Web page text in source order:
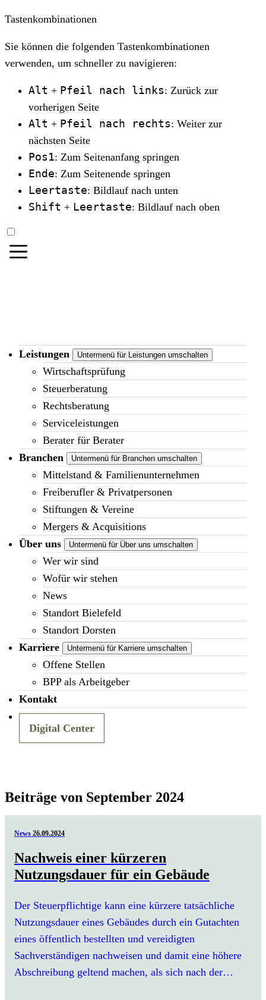
Tastenkombinationen
Sie können die folgenden Tastenkombinationen
verwenden, um schneller zu navigieren:
Alt + Pfeil nach links: Zurück zur
vorherigen Seite
Alt + Pfeil nach rechts: Weiter zur
nächsten Seite
Pos1: Zum Seitenanfang springen
Ende: Zum Seitenende springen
Leertaste: Bildlauf nach unten
Shift + Leertaste: Bildlauf nach oben
Leistungen Untermenü für Leistungen umschalten
Wirtschaftsprüfung
Steuerberatung
Rechtsberatung
Serviceleistungen
Berater für Berater
Branchen
Untermenü für Branchen umschalten
Mittelstand & Familienunternehmen
Freiberufler & Privatpersonen
Stiftungen & Vereine
Mergers & Acquisitions
Über uns
Untermenü für Über uns umschalten
Wer wir sind
Wofür wir stehen
News
Standort Bielefeld
Standort Dorsten
Karriere
Untermenü für Karriere umschalten
Offene Stellen
BPP als Arbeitgeber
Kontakt
Digital Center
Beiträge von September 2024
News 26.09.2024
Nachweis einer kürzeren
Nutzungsdauer für ein Gebäude
Der Steuerpflichtige kann eine kürzere tatsächliche
Nutzungsdauer eines Gebäudes durch ein Gutachten
eines öffentlich bestellten und vereidigten
Sachverständigen nachweisen und damit eine höhere
Abschreibung geltend machen, als sich nach der…